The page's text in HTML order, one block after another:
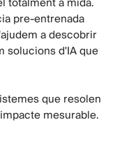
pre-entrenada
a descobrir
solucions d'IA que
que resolen
mesurable.